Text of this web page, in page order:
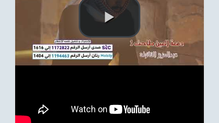
Sudani tones